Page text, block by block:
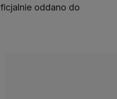
oddano do